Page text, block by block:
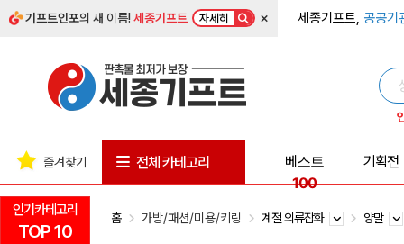
기프트인포의 새 이름!세종기프트 자세히 × 세종기프트, 공공기
인기카테고리
TOP 10
즐겨찾기 전체 카테고리
베스트
100
기획전
홈 가방/패션/미용/키링 계절 의류잡화 양말